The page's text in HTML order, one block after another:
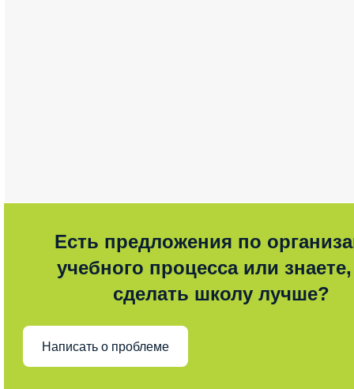
Есть предложения по
учебного процесса или знаете,
сделать школу лучше?
Написать о проблеме